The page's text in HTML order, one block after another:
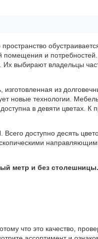
помещения и
выбирают владельцы
из
новые технологии.
в девяти цветах. К
доступно десять
метр и без столешницы.
что это качество,